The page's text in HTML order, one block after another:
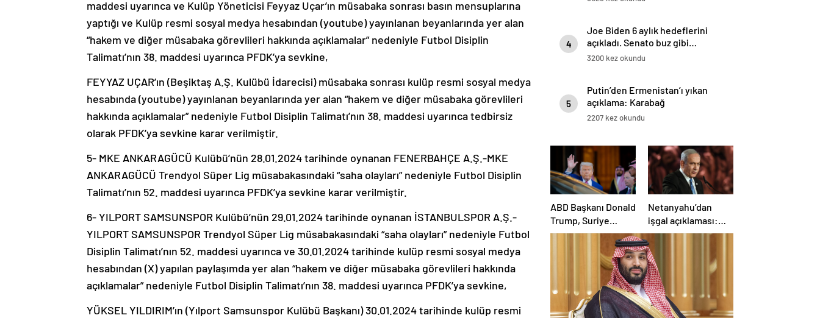
maddesi uyarınca ve Kulüp Yöneticisi Feyyaz Uçar’ın müsabaka sonrası basın mensuplarına
yaptığı ve Kulüp resmi sosyal medya hesabından (youtube) yayınlanan beyanlarında yer alan
“hakem ve diğer müsabaka görevlileri hakkında açıklamalar” nedeniyle Futbol Disiplin
Talimatı’nın 38. maddesi uyarınca PFDK’ya sevkine,
FEYYAZ UÇAR’ın (Beşiktaş A.Ş. Kulübü İdarecisi) müsabaka sonrası kulüp resmi sosyal medya
hesabında (youtube) yayınlanan beyanlarında yer alan “hakem ve diğer müsabaka görevlileri
hakkında açıklamalar” nedeniyle Futbol Disiplin Talimatı’nın 38. maddesi uyarınca tedbirsiz
olarak PFDK’ya sevkine karar verilmiştir.
5- MKE ANKARAGÜCÜ Kulübü’nün 28.01.2024 tarihinde oynanan FENERBAHÇE A.Ş.-MKE
ANKARAGÜCÜ Trendyol Süper Lig müsabakasındaki “saha olayları” nedeniyle Futbol Disiplin
Talimatı’nın 52. maddesi uyarınca PFDK’ya sevkine karar verilmiştir.
6- YILPORT SAMSUNSPOR Kulübü’nün 29.01.2024 tarihinde oynanan İSTANBULSPOR A.Ş.-
YILPORT SAMSUNSPOR Trendyol Süper Lig müsabakasındaki “saha olayları” nedeniyle Futbol
Disiplin Talimatı’nın 52. maddesi uyarınca ve 30.01.2024 tarihinde kulüp resmi sosyal medya
hesabından (X) yapılan paylaşımda yer alan “hakem ve diğer müsabaka görevlileri hakkında
açıklamalar” nedeniyle Futbol Disiplin Talimatı’nın 38. maddesi uyarınca PFDK’ya sevkine,
YÜKSEL YILDIRIM’ın (Yılport Samsunspor Kulübü Başkanı) 30.01.2024 tarihinde kulüp resmi
4
Joe Biden 6 aylık hedeflerini
açıkladı. Senato buz gibi…
3200 kez okundu
5
Putin’den Ermenistan’ı yıkan
açıklama: Karabağ
Azerbaycan’ın ayrılmaz bir
2207 kez okundu
ABD Başkanı Donald
Trump, Suriye
Cumhurbaşkanı
Şara ile görüşecek
Netanyahu’dan
işgal açıklaması:
İsrail ordusu, tüm
gücüyle Gazze’ye
girecek